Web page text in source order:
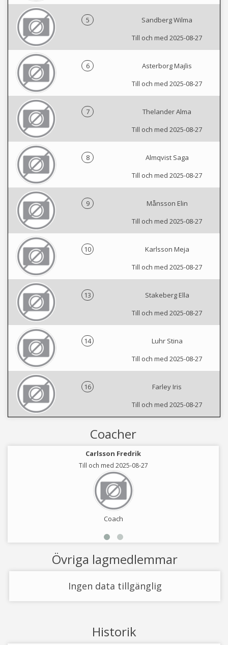
5
Sandberg Wilma
Till och med 2025-08-27
6
Asterborg Majlis
Till och med 2025-08-27
7
Thelander Alma
Till och med 2025-08-27
8
Almqvist Saga
Till och med 2025-08-27
9
Månsson Elin
Till och med 2025-08-27
10
Karlsson Meja
Till och med 2025-08-27
13
Stakeberg Ella
Till och med 2025-08-27
14
Luhr Stina
Till och med 2025-08-27
16
Farley Iris
Till och med 2025-08-27
Coacher
Carlsson Fredrik
Till och med 2025-08-27
Coach
Övriga lagmedlemmar
Ingen data tillgänglig
Historik